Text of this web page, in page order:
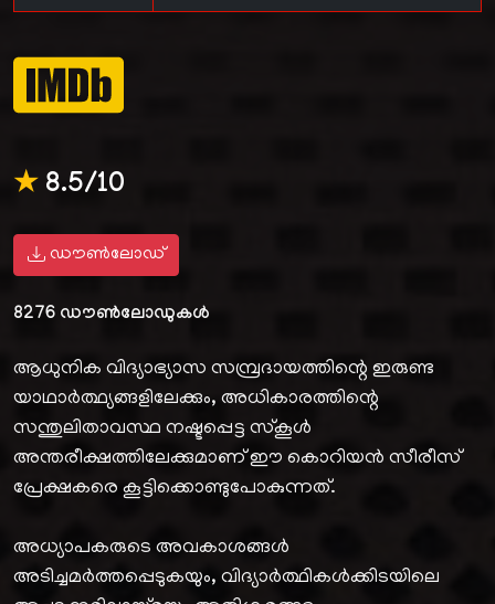
★8.5/10
ഡൗൺലോഡ്
8276 ഡൗൺലോഡുകൾ
ആധുനിക വിദ്യാഭ്യാസ സമ്പ്രദായത്തിന്റെ ഇരുണ്ട
യാഥാർത്ഥ്യങ്ങളിലേക്കും, അധികാരത്തിന്റെ
സന്തുലിതാവസ്ഥ നഷ്ടപ്പെട്ട സ്കൂൾ
അന്തരീക്ഷത്തിലേക്കുമാണ് ഈ കൊറിയൻ സീരീസ്
പ്രേക്ഷകരെ കൂട്ടിക്കൊണ്ടുപോകുന്നത്.
അധ്യാപകരുടെ അവകാശങ്ങൾ
അടിച്ചമർത്തപ്പെടുകയും, വിദ്യാർത്ഥികൾക്കിടയിലെ